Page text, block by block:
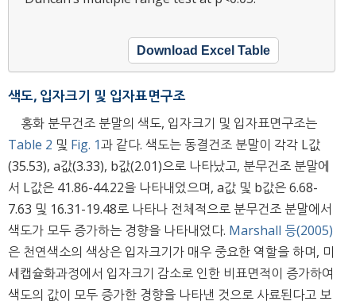
Download Excel Table
색도, 입자크기 및 입자표면구조
홍화 분무건조 분말의 색도, 입자크기 및 입자표면구조는
Table 2 및 Fig. 1과 같다. 색도는 동결건조 분말이 각각 L값
(35.53), a값(3.33), b값(2.01)으로 나타났고, 분무건조 분말에
서 L값은 41.86-44.22을 나타내었으며, a값 및 b값은 6.68-
7.63 및 16.31-19.48로 나타나 전체적으로 분무건조 분말에서
색도가 모두 증가하는 경향을 나타내었다. Marshall 등(2005)
은 천연색소의 색상은 입자크기가 매우 중요한 역할을 하며, 미
세캡슐화과정에서 입자크기 감소로 인한 비표면적이 증가하여
색도의 값이 모두 증가한 경향을 나타낸 것으로 사료된다고 보